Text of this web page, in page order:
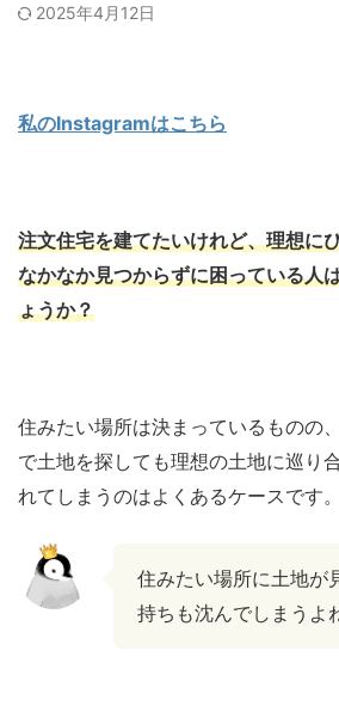
2025年4月12日
私のInstagramはこちら
注文住宅を建てたいけれど、理想に
なかなか見つからずに困っている人
ょうか？
住みたい場所は決まっているものの
で土地を探しても理想の土地に巡り
れてしまうのはよくあるケースです。
住みたい場所に土地が
持ちも沈んでしまうよ